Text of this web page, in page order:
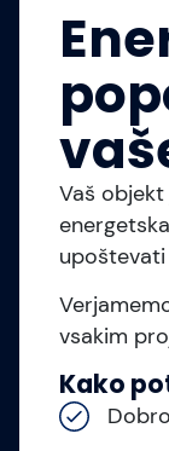
Vaš
vsakim
Kako